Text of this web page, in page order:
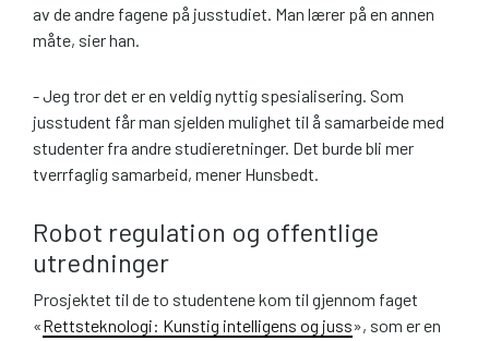
av de andre fagene på jusstudiet. Man lærer på en annen
måte, sier han.
- Jeg tror det er en veldig nyttig spesialisering. Som
jusstudent får man sjelden mulighet til å samarbeide med
studenter fra andre studieretninger. Det burde bli mer
tverrfaglig samarbeid, mener Hunsbedt.
Robot regulation og offentlige
utredninger
Prosjektet til de to studentene kom til gjennom faget
«Rettsteknologi: Kunstig intelligens og juss», som er en